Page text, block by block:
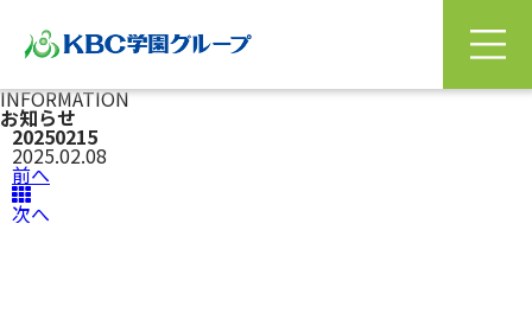
INFORMATION
お知らせ
20250215
2025.02.08
前へ
次へ